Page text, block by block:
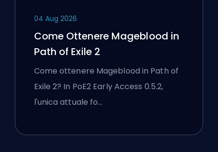
04 Aug 2026
Come Ottenere Mageblood in
Path of Exile 2
Come ottenere Mageblood in Path of
Exile 2? In PoE2 Early Access 0.5.2,
l'unica attuale fo…